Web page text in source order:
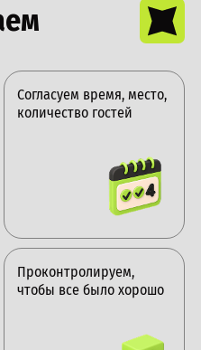
Согласуем время, место,
количество гостей
Проконтролируем,
чтобы все было хорошо